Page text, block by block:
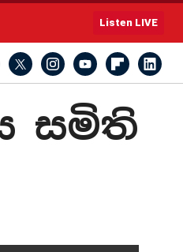
Listen LIVE
සමිති